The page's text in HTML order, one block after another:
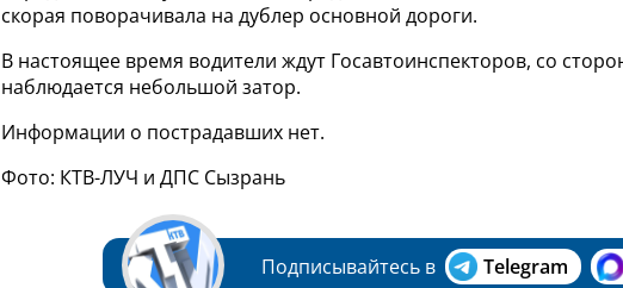
скорая поворачивала на дублер основной дороги.
В настоящее время водители ждут Госавтоинспекторов, со
наблюдается небольшой затор.
Информации о пострадавших нет.
Фото: КТВ-ЛУЧ и ДПС Сызрань
Подписывайтесь в Telegram